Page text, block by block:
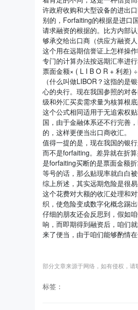
许政府收购和大型设备的进出
别的，Forfaiting的根据是进口
请求融资的根据的。比方内部
够承交给出口商（供应方融资
这个用在远期信誉证上怎样操
专门的计算办法按远期汇率进
票面金额× ( L I B O R + 利差)
（什么叫做LIBOR？这指的是
心的央行。现在我国参照的对
级和外汇买卖需求量为核算根底
这个公式相同适用于无追索权
国，由于金融体系还不行完善
的，这样更便当出口商收汇。
值得一提的是，现在我国的银
而不是forfaiting。差异就在折
是forfaiting买断的是票面金额
等号的话，那么贴现率就白白
综上所述，其实远期危险是很
这个花费对大额的收汇处理和
织，使危险变成数字化概念踢
仔细的朋友还会反思到，假如
响，而即期得到融资后，咱们
来了便当，由于咱们能够酌情
部分文章来源于网络，如有侵权，请
标签：